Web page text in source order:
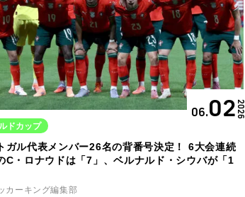
06.022026
ドカップ
ガル代表メンバー26名の背番号決定！ 6大会連続
C・ロナウドは「7」、ベルナルド・シウバが「1
カーキング編集部